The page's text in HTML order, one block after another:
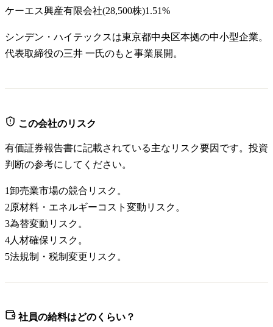
ケーエス興産有限会社(28,500株)1.51%
シンデン・ハイテックスは東京都中央区本拠の中小型企業。
代表取締役の三井 一氏のもと事業展開。
この会社のリスク
有価証券報告書に記載されている主なリスク要因です。投資
判断の参考にしてください。
1卸売業市場の競合リスク。
2原材料・エネルギーコスト変動リスク。
3為替変動リスク。
4人材確保リスク。
5法規制・税制変更リスク。
社員の給料はどのくらい？